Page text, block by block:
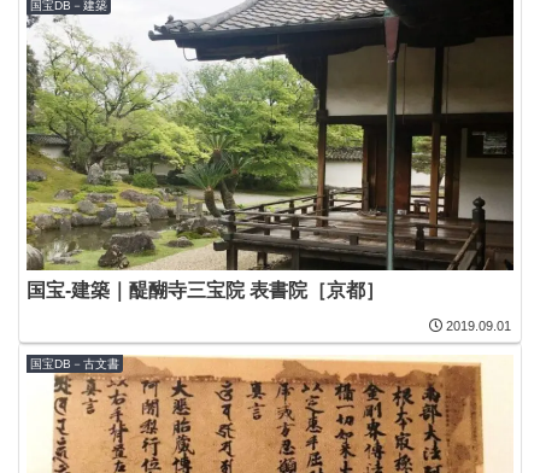
国宝DB－建築
国宝-建築｜醍醐寺三宝院 表書院［京都］
2019.09.01
国宝DB－古文書